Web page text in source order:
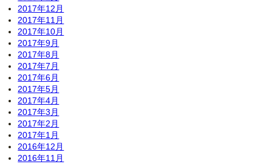
2017年12月
2017年11月
2017年10月
2017年9月
2017年8月
2017年7月
2017年6月
2017年5月
2017年4月
2017年3月
2017年2月
2017年1月
2016年12月
2016年11月